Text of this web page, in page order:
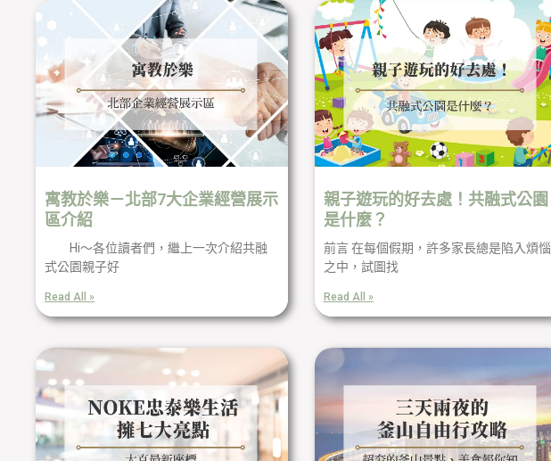
寓教於樂－北部7大企業經營展示
區介紹
Hi～各位讀者們，繼上一次介紹共融
式公園親子好
Read All »
親子遊玩的好去處！共融式公園
是什麼？
前言 在每個假期，許多家長總是陷入煩惱
之中，試圖找
Read All »
頁
面
面 面 面
面 面